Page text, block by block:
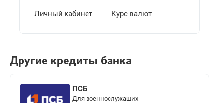
Личный кабинет Курс валют
Другие кредиты банка
ПСБ
Для военнослужащих